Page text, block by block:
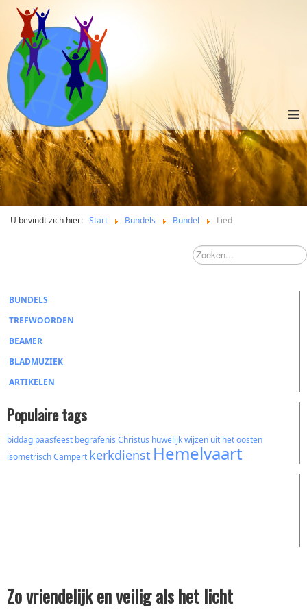
≡
U bevindt zich hier: Start Bundels Bundel Lied
BUNDELS
TREFWOORDEN
BEAMER
BLADMUZIEK
ARTIKELEN
Populaire tags
biddag paasfeest begrafenis Christus huwelijkwijzen uit het oosten
isometrischCampert kerkdienst Hemelvaart
Zo vriendelijk en veilig als het licht